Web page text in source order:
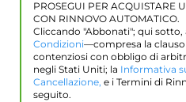
PROSEGUI PER ACQUISTARE
CON RINNOVO AUTOMATICO.
Cliccando "Abbonati"; qui sotto,
Condizioni—compresa la
contenziosi con obbligo di
negli Stati Uniti; la Informativa
Cancellazione, e i Termini di
seguito.